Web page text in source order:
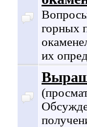
горных
их